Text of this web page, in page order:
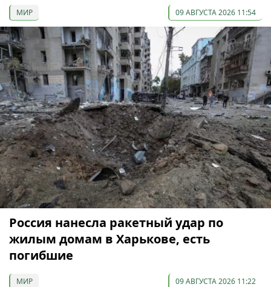
МИР 09 АВГУСТА 2026 11:54
Россия нанесла ракетный удар по
жилым домам в Харькове, есть
погибшие
МИР 09 АВГУСТА 2026 11:22